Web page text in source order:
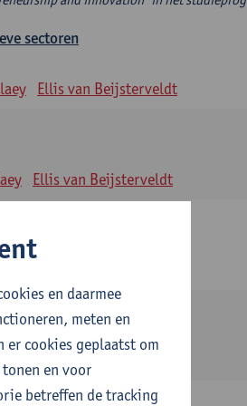
sectoren
Ellis van Beijsterveldt
Ellis van Beijsterveldt
en daarmee
meten en
er cookies geplaatst om
en voor
betreffen de tracking